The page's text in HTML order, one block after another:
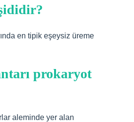
en tipik eşeysiz üreme
prokaryot
aleminde yer alan